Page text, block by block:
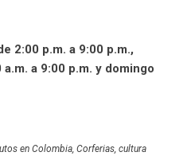
2:00 p.m. a 9:00 p.m.,
a 9:00 p.m. y domingo
en Colombia, Corferias, cultura